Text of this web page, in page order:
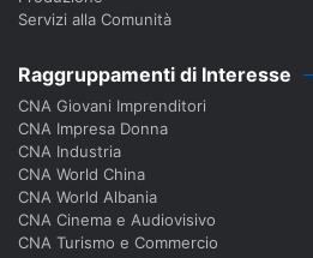
Servizi alla Comunità
Raggruppamenti di Interesse
CNA Giovani Imprenditori
CNA Impresa Donna
CNA Industria
CNA World China
CNA World Albania
CNA Cinema e Audiovisivo
CNA Turismo e Commercio